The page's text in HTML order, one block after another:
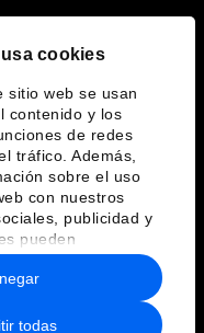
cookies
sitio web se usan
contenido y los
de redes
tráfico. Además,
sobre el uso
con nuestros
publicidad y
pueden
información que les
que hayan
uso que haya
todas